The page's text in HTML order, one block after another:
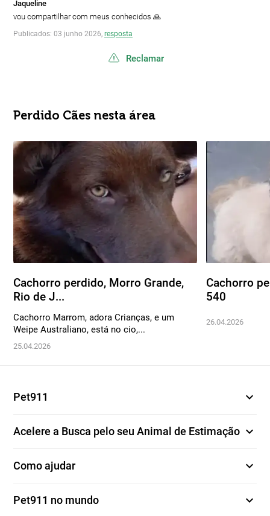
Jaqueline
vou compartilhar com meus conhecidos 🙏
Publicados: 03 junho 2026, resposta
Reclamar
Perdido Cães nesta área
Cachorro perdido, Morro Grande,
Rio de J...
Cachorro Marrom, adora Crianças, e um
Weipe Australiano, está no cio,...
25.04.2026
Cachorro
540
26.04.2026
Pet911 expand_more
Acelere a Busca pelo seu Animal de Estimação expand_more
Como ajudar expand_more
Pet911 no mundo expand_more